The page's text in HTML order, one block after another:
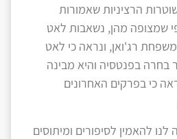
הרציניות שאמורות
שמצופה מהן, נשאבות לאט
רג'ואן, ונראה כי לאט
בחרה בפנטסיה והיא מבינה
כי בפרקים האחרונים
לנו להאמין לסיפורים ומיתוסים